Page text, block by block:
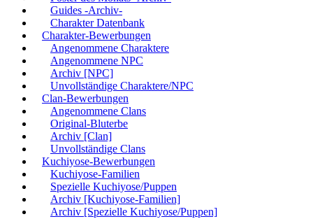
Guides -Archiv-
Charakter Datenbank
Charakter-Bewerbungen
Angenommene Charaktere
Angenommene NPC
Archiv [NPC]
Unvollständige Charaktere/NPC
Clan-Bewerbungen
Angenommene Clans
Original-Bluterbe
Archiv [Clan]
Unvollständige Clans
Kuchiyose-Bewerbungen
Kuchiyose-Familien
Spezielle Kuchiyose/Puppen
Archiv [Kuchiyose-Familien]
Archiv [Spezielle Kuchiyose/Puppen]